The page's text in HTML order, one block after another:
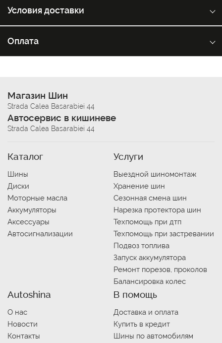
Условия доставки
Оплата
Магазин Шин
Strada Calea Basarabiei 44
Автосервис в кишиневе
Strada Calea Basarabiei 44
Каталог
Шины
Диски
Моторные масла
Аккумуляторы
Аксессуары
Автосигнализации
Услуги
Выездной шиномонтаж
Хранение шин
Сезонная смена шин
Нарезка протектора шин
Техпомощь при дтп
Техпомощь при застревании
Подвоз топлива
Запуск аккумулятора
Ремонт порезов, проколов
Балансировка колес
Autoshina
О нас
Новости
Контакты
В помощь
Доставка и оплата
Купить в кредит
Шины по автомобилям